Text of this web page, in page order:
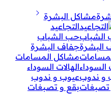
مشاكل البشرة
التجاعيد
حب الشباب
جفاف البشرة
مشاكل المسامات
الهالات السوداء
عيوب و ندوب
بقع و تصبغات